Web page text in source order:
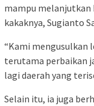
mampu melanjutkan
kakaknya, Sugianto
“Kami mengusulkan
terutama perbaikan
lagi daerah yang
Selain itu, ia juga